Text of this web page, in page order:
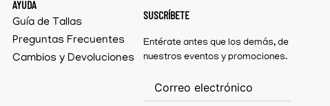
AYUDA
Guía de Tallas
Preguntas Frecuentes
Cambios y Devoluciones
SUSCRÍBETE
Entérate antes que los demás, de
nuestros eventos y promociones.